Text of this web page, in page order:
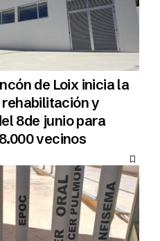
de Loix inicia la
y
8de junio para
vecinos